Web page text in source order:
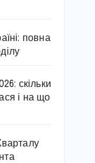
повна
скільки
і на що